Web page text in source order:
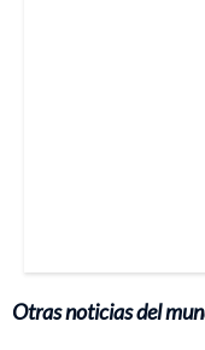
Otras noticias del